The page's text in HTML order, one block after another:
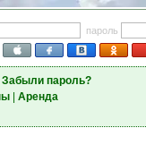
пароль
Забыли пароль?
| Аренда